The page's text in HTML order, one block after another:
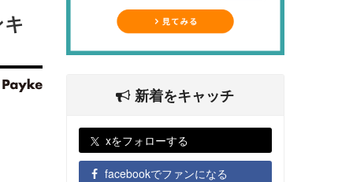
新着をキャッチ
xをフォローする
facebookでファンになる